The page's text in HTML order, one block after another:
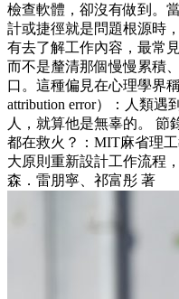
檢查軟體，卻沒有做到。
計或捷徑就是問題根源時
有去了解工作內容，最常
而不是釐清那個慢慢累積
口。這種偏見在心理學界
attribution error）：人類
人，就算他是無辜的。 節
都在救火？：MIT麻省理
大原則重新設計工作流程
森．雷朋寧、祁富彤 著